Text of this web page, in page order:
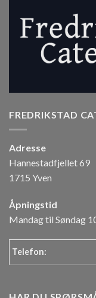
FREDRIKSTAD
Adresse
Hannestadfjellet 69
1715 Yven
Åpningstid
Mandag til Søndag
Telefon: